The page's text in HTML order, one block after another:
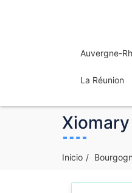
Auvergne-
La Réunion
Inicio